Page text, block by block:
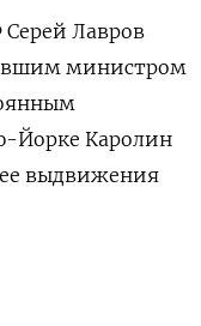
Лавров
​министром
Йорке ‌Каролин
‌ее выдвижения